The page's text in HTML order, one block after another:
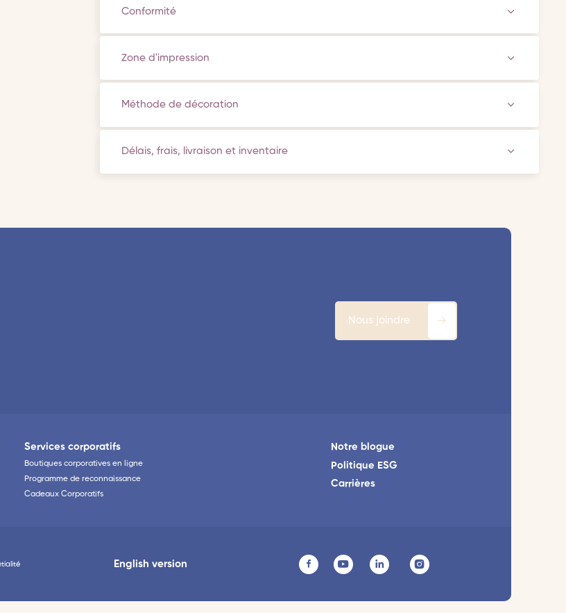
Conformité
Zone d'impression
Méthode de décoration
Délais, frais, livraison et inventaire
Nous joindre
Services corporatifs
Boutiques corporatives en ligne
Programme de reconnaissance
Cadeaux Corporatifs
Notre blogue
Politique ESG
Carrières
English version